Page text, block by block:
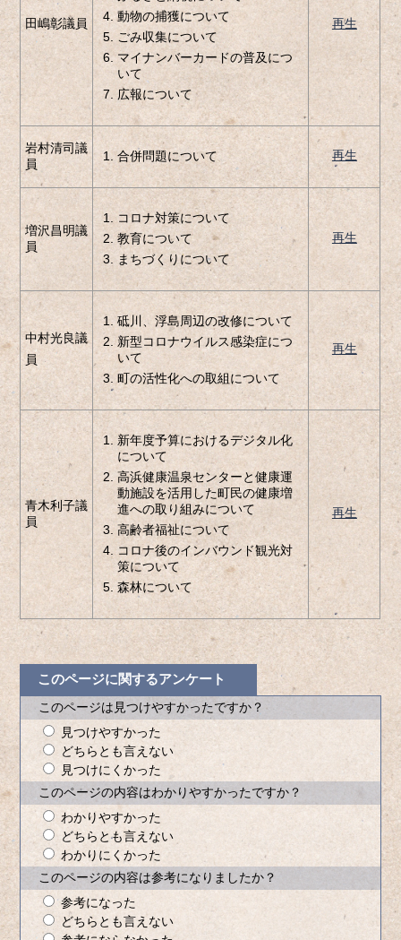
田嶋彰議員
動物の捕獲について
ごみ収集について
マイナンバーカードの普及につ
いて
広報について
再生
岩村清司議
員
合併問題について 再生
増沢昌明議
員
コロナ対策について
教育について
まちづくりについて
再生
中村光良議
員
砥川、浮島周辺の改修について
新型コロナウイルス感染症につ
いて
町の活性化への取組について
再生
青木利子議
員
新年度予算におけるデジタル化
について
高浜健康温泉センターと健康運
動施設を活用した町民の健康増
進への取り組みについて
高齢者福祉について
コロナ後のインバウンド観光対
策について
森林について
再生
このページに関するアンケート
このページは見つけやすかったですか？
見つけやすかった
どちらとも言えない
見つけにくかった
このページの内容はわかりやすかったですか？
わかりやすかった
どちらとも言えない
わかりにくかった
このページの内容は参考になりましたか？
参考になった
どちらとも言えない